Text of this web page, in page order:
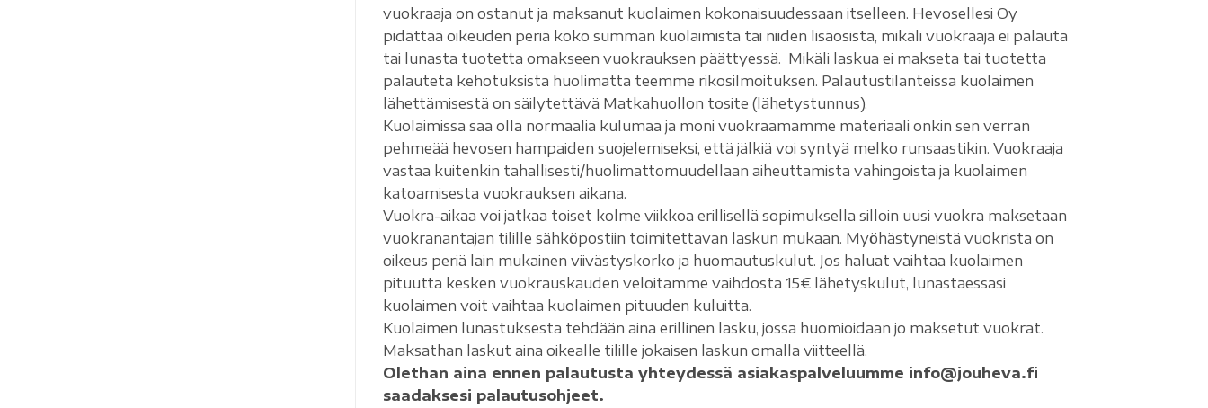
vuokraaja on ostanut ja maksanut kuolaimen kokonaisuudessaan itselleen. Hevosellesi Oy
pidättää oikeuden periä koko summan kuolaimista tai niiden lisäosista, mikäli vuokraaja ei palauta
tai lunasta tuotetta omakseen vuokrauksen päättyessä. Mikäli laskua ei makseta tai tuotetta
palauteta kehotuksista huolimatta teemme rikosilmoituksen. Palautustilanteissa kuolaimen
lähettämisestä on säilytettävä Matkahuollon tosite (lähetystunnus).
Kuolaimissa saa olla normaalia kulumaa ja moni vuokraamamme materiaali onkin sen verran
pehmeää hevosen hampaiden suojelemiseksi, että jälkiä voi syntyä melko runsaastikin. Vuokraaja
vastaa kuitenkin tahallisesti/huolimattomuudellaan aiheuttamista vahingoista ja kuolaimen
katoamisesta vuokrauksen aikana.
Vuokra-aikaa voi jatkaa toiset kolme viikkoa erillisellä sopimuksella silloin uusi vuokra maksetaan
vuokranantajan tilille sähköpostiin toimitettavan laskun mukaan. Myöhästyneistä vuokrista on
oikeus periä lain mukainen viivästyskorko ja huomautuskulut. Jos haluat vaihtaa kuolaimen
pituutta kesken vuokrauskauden veloitamme vaihdosta 15€ lähetyskulut, lunastaessasi
kuolaimen voit vaihtaa kuolaimen pituuden kuluitta.
Kuolaimen lunastuksesta tehdään aina erillinen lasku, jossa huomioidaan jo maksetut vuokrat.
Maksathan laskut aina oikealle tilille jokaisen laskun omalla viitteellä.
Olethan aina ennen palautusta yhteydessä asiakaspalveluumme info@jouheva.fi
saadaksesi palautusohjeet.